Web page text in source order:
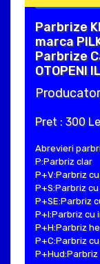
Parbrize
marca
Parbrize
OTOPENI
Pret : 300
Abrevieri
P:Parbriz clar
P+V:Parbriz
P+S:Parbriz
P+SE:Parbriz
P+I:Parbriz cu
P+H:Parbriz
P+C:Parbriz